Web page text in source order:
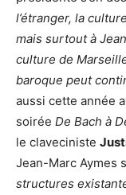
l’étranger, la
mais surtout à
culture de
baroque peut
aussi cette année
soirée De Bach à
le claveciniste
Jean-Marc Aymes
structures